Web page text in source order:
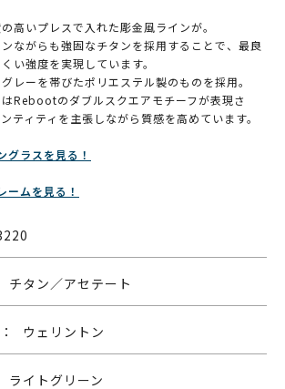
高いプレスで入れた彫金風ラインが。
ながらも強固なチタンを採用することで、最良
い強度を実現しています。
レーを帯びたポリエステル製のものを採用。
Rebootのダブルスクエアモチーフが表現さ
ティティを主張しながら質感を高めています。
グラスを見る！
ームを見る！
チタン／アセテート
ウェリントン
ライトグリーン